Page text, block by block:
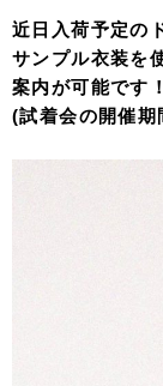
近日入荷予定の
サンプル衣装を
案内が可能です！
(試着会の開催期